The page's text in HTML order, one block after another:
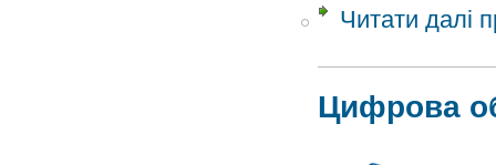
Читати далі
Цифрова